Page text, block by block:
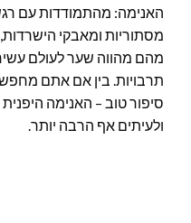
האנימה: מהתמודדות עם
מסתוריות ומאבקי
מהם מהווה שער לעולם
תרבויות. בין אם אתם
סיפור טוב – האנימה
ולעיתים אף הרבה יותר.